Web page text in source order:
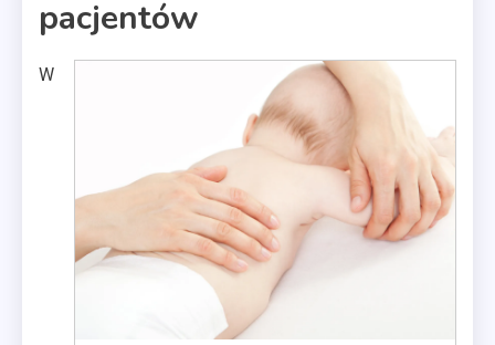
pacjentów
W